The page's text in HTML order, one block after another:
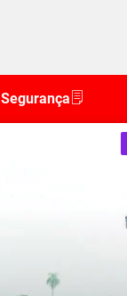
Segurança